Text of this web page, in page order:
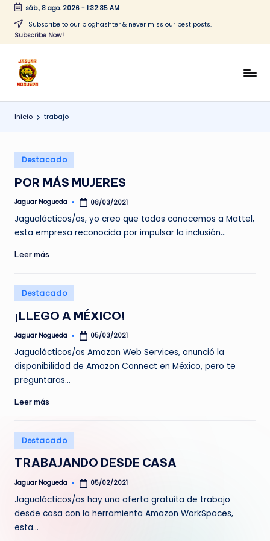
Saltar
sáb., 8 ago. 2026- 1:32:35 AM
Subscribe to our bloghashter & never miss our best posts.
Subscribe Now!
J
a
g
a
r
N
o
g
u
e
d
a
CONTENIDO
Inicio trabajo
Publicado
en
Destacado
POR MÁS MUJERES
Publicado
Jaguar Nogueda 08/03/2021
Jagualácticos/as, yo creo que todos conocemos a Mattel,
esta empresa reconocida por impulsar la inclusión…
Leer más
Publicado
en
Destacado
¡LLEGO A MÉXICO!
Publicado
Jaguar Nogueda 05/03/2021
Jagualácticos/as Amazon Web Services, anunció la
disponibilidad de Amazon Connect en México, pero te
preguntaras…
Leer más
Publicado
en
Destacado
TRABAJANDO DESDE CASA
Publicado
Jaguar Nogueda 05/02/2021
Jagualácticos/as hay una oferta gratuita de trabajo
desde casa con la herramienta Amazon WorkSpaces,
esta…